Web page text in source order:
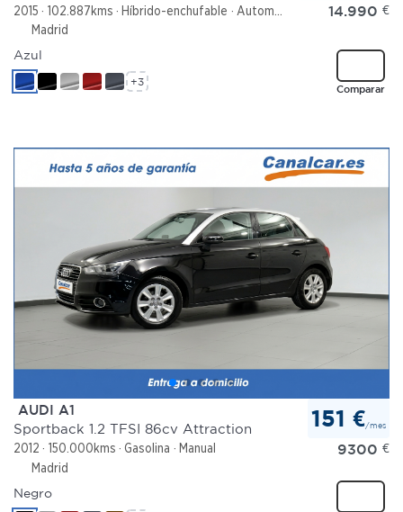
2015 102.887kms Híbrido-enchufable
Automático
Madrid
14.990 €
Comparar
Azul
+3
AUDI A1
Sportback 1.2 TFSI 86cv Attraction
2012 150.000kms Gasolina
Manual
Madrid
151 €/mes
9300 €
Negro